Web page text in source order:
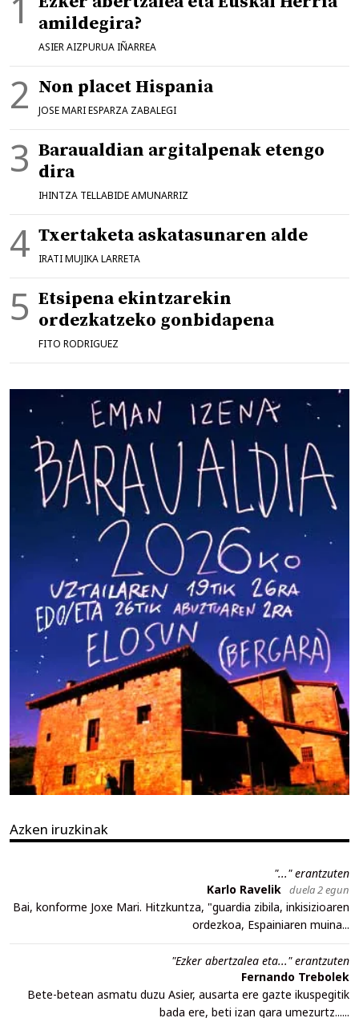
amildegira?
ASIER AIZPURUA IÑARREA
Non placet Hispania
JOSE MARI ESPARZA ZABALEGI
Baraualdian argitalpenak etengo
dira
IHINTZA TELLABIDE AMUNARRIZ
Txertaketa askatasunaren alde
IRATI MUJIKA LARRETA
Etsipena ekintzarekin
ordezkatzeko gonbidapena
FITO RODRIGUEZ
Azken iruzkinak
"..." erantzuten
Karlo Ravelik duela 2 egun
Bai, konforme Joxe Mari. Hitzkuntza, "guardia zibila, inkisizioaren
ordezkoa, Espainiaren muina...
"Ezker abertzalea eta..." erantzuten
Fernando Trebolek
Bete-betean asmatu duzu Asier, ausarta ere gazte ikuspegitik
bada ere, beti izan gara umezurtz......